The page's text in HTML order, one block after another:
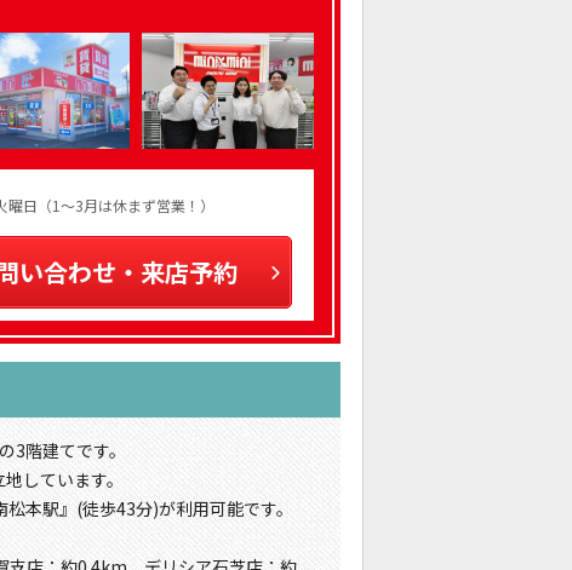
日（1～3月は休まず営業！）
い合わせ・来店予約
3階建てです。
しています。
本駅』(徒歩43分)が利用可能です。